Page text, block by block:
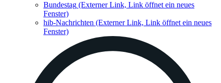
Bundestag (Externer Link, Link öffnet ein neues
Fenster)
hib-Nachrichten (Externer Link, Link öffnet ein neues
Fenster)